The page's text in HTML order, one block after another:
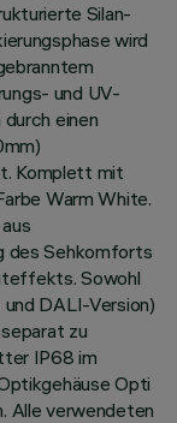
Silan-
wird
und UV-
einen
Komplett mit
Warm White.
des Sehkomforts
Sowohl
DALI-Version)
zu
IP68 im
Opti
Alle verwendeten